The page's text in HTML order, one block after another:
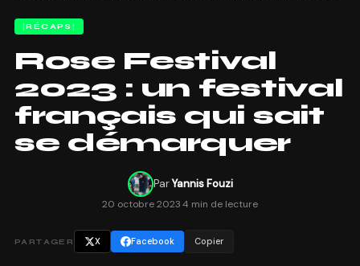
RÉCAPS
Rose Festival
2023 : un festival
français qui sait
se démarquer
ParYannis Fouzi
20 octobre 20234 min de lecture
PARTAGER X Facebook Copier